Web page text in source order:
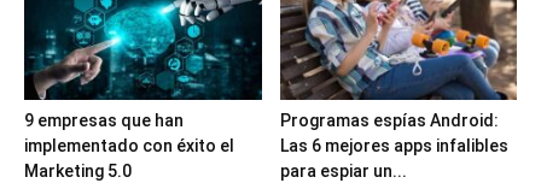
9 empresas que han
implementado con éxito el
Marketing 5.0
Programas espías Android:
Las 6 mejores apps infalibles
para espiar un...